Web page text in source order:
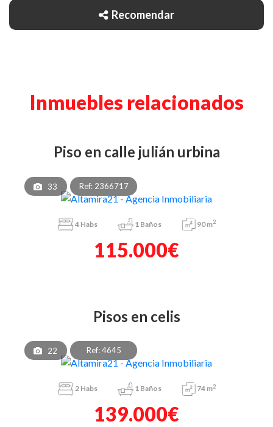
Recomendar
Inmuebles relacionados
piso en calle julián urbina
33 Ref: 2366717
4Habs 1 Baños 90 m2
115.000€
pisos en celis
22 Ref: 4645
2Habs 1Baños 74 m2
139.000€